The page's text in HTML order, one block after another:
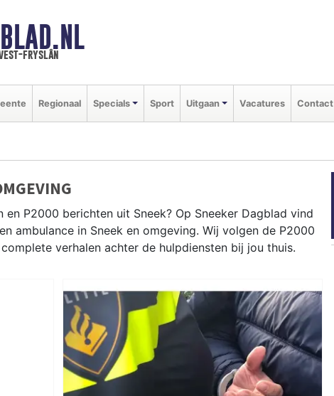
fryslân
Regionaal Specials Sport Uitgaan Vacatures Contact
en P2000 berichten uit Sneek? Op Sneeker Dagblad vind
ambulance in Sneek en omgeving. Wij volgen de P2000
verhalen achter de hulpdiensten bij jou thuis.
meldingen in Sneek centrum, IJlst, Scharnegoutum en
het 112-nieuws.